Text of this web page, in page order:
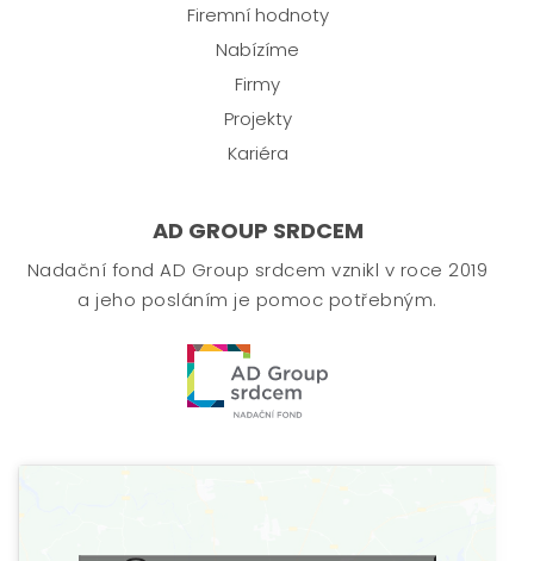
Firemní hodnoty
Nabízíme
Firmy
Projekty
Kariéra
AD GROUP SRDCEM
Nadační fond AD Group srdcem vznikl v roce 2019
a jeho posláním je pomoc potřebným.